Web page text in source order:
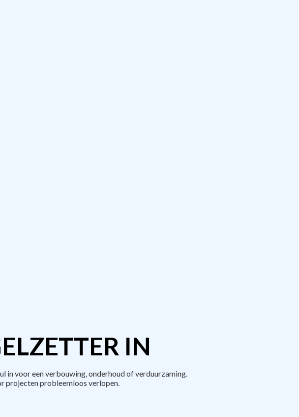
IN
voor een verbouwing, onderhoud of verduurzaming.
projecten probleemloos verlopen.